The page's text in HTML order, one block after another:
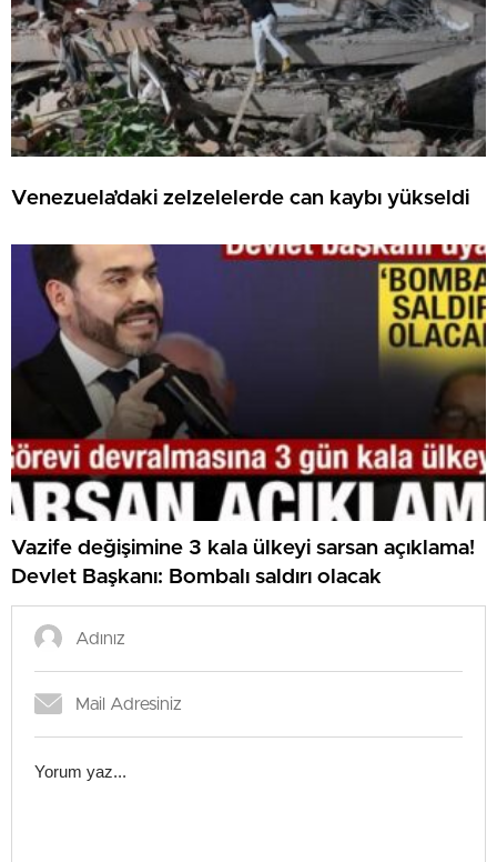
Venezuela’daki zelzelelerde can kaybı yükseldi
Vazife değişimine 3 kala ülkeyi sarsan açıklama!
Devlet Başkanı: Bombalı saldırı olacak